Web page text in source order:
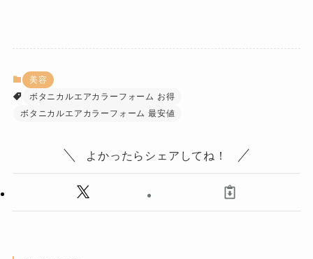
美容
ボタニカルエアカラーフォーム お得
ボタニカルエアカラーフォーム 最安値
よかったらシェアしてね！